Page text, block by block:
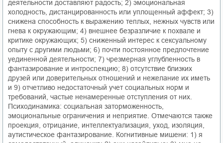
деятельности доставляют радость; 2) эмоциональная
холодность, дистанцированность или уплощенный аффект; 3)
снижена способность к выражению теплых, нежных чувств или
гнева к окружающим; 4) внешнее безразличие к похвале и
критике окружающих; 5) сниженный интерес к сексуальному
опыту с другими людьми; 6) почти постоянное предпочтение
уединенной деятельности; 7) чрезмерная углубленность в
фантазирование и интроспекцию; 8) отсутствие близких
друзей или доверительных отношений и нежелание их иметь
и 9) отчетливо недостаточный учет социальных норм и
требований, частые ненамеренные отступления от них.
Психодинамика: социальная заторможенность,
эмоциональные ограничения и неприятие. Отмечаются также
проекция, отрицание, интеллектуализация, уход, изоляция,
аутистическое фантазирование. Когнитивные мишени: 1) я